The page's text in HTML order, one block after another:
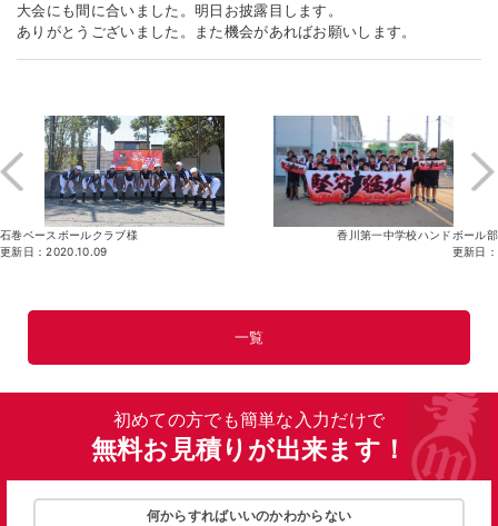
大会にも間に合いました。明日お披露目します。
ありがとうございました。また機会があればお願いします。
石巻ベースボールクラブ様
更新日：2020.10.09
香川第一中学校ハンドボール部
更新日：
一覧
初めての方でも簡単な入力だけで
無料お見積りが出来ます！
何からすればいいのかわからない